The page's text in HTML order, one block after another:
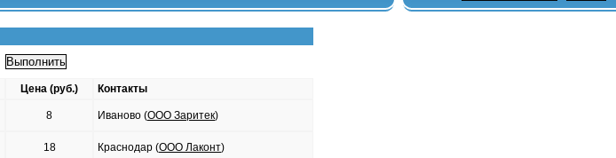
Цена (руб.)
Контакты
8 Иваново (ООО Заритек)
18 Краснодар (ООО Лаконт)